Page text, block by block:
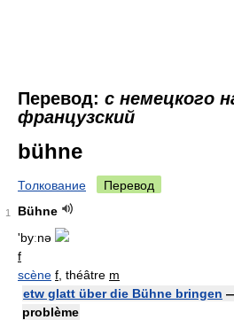
Перевод: с немецкого
французский
bühne
Толкование Перевод
1
Bühne
'byːnə
f
scène f , théâtre m
etw glatt über die Bühne bringen
problème